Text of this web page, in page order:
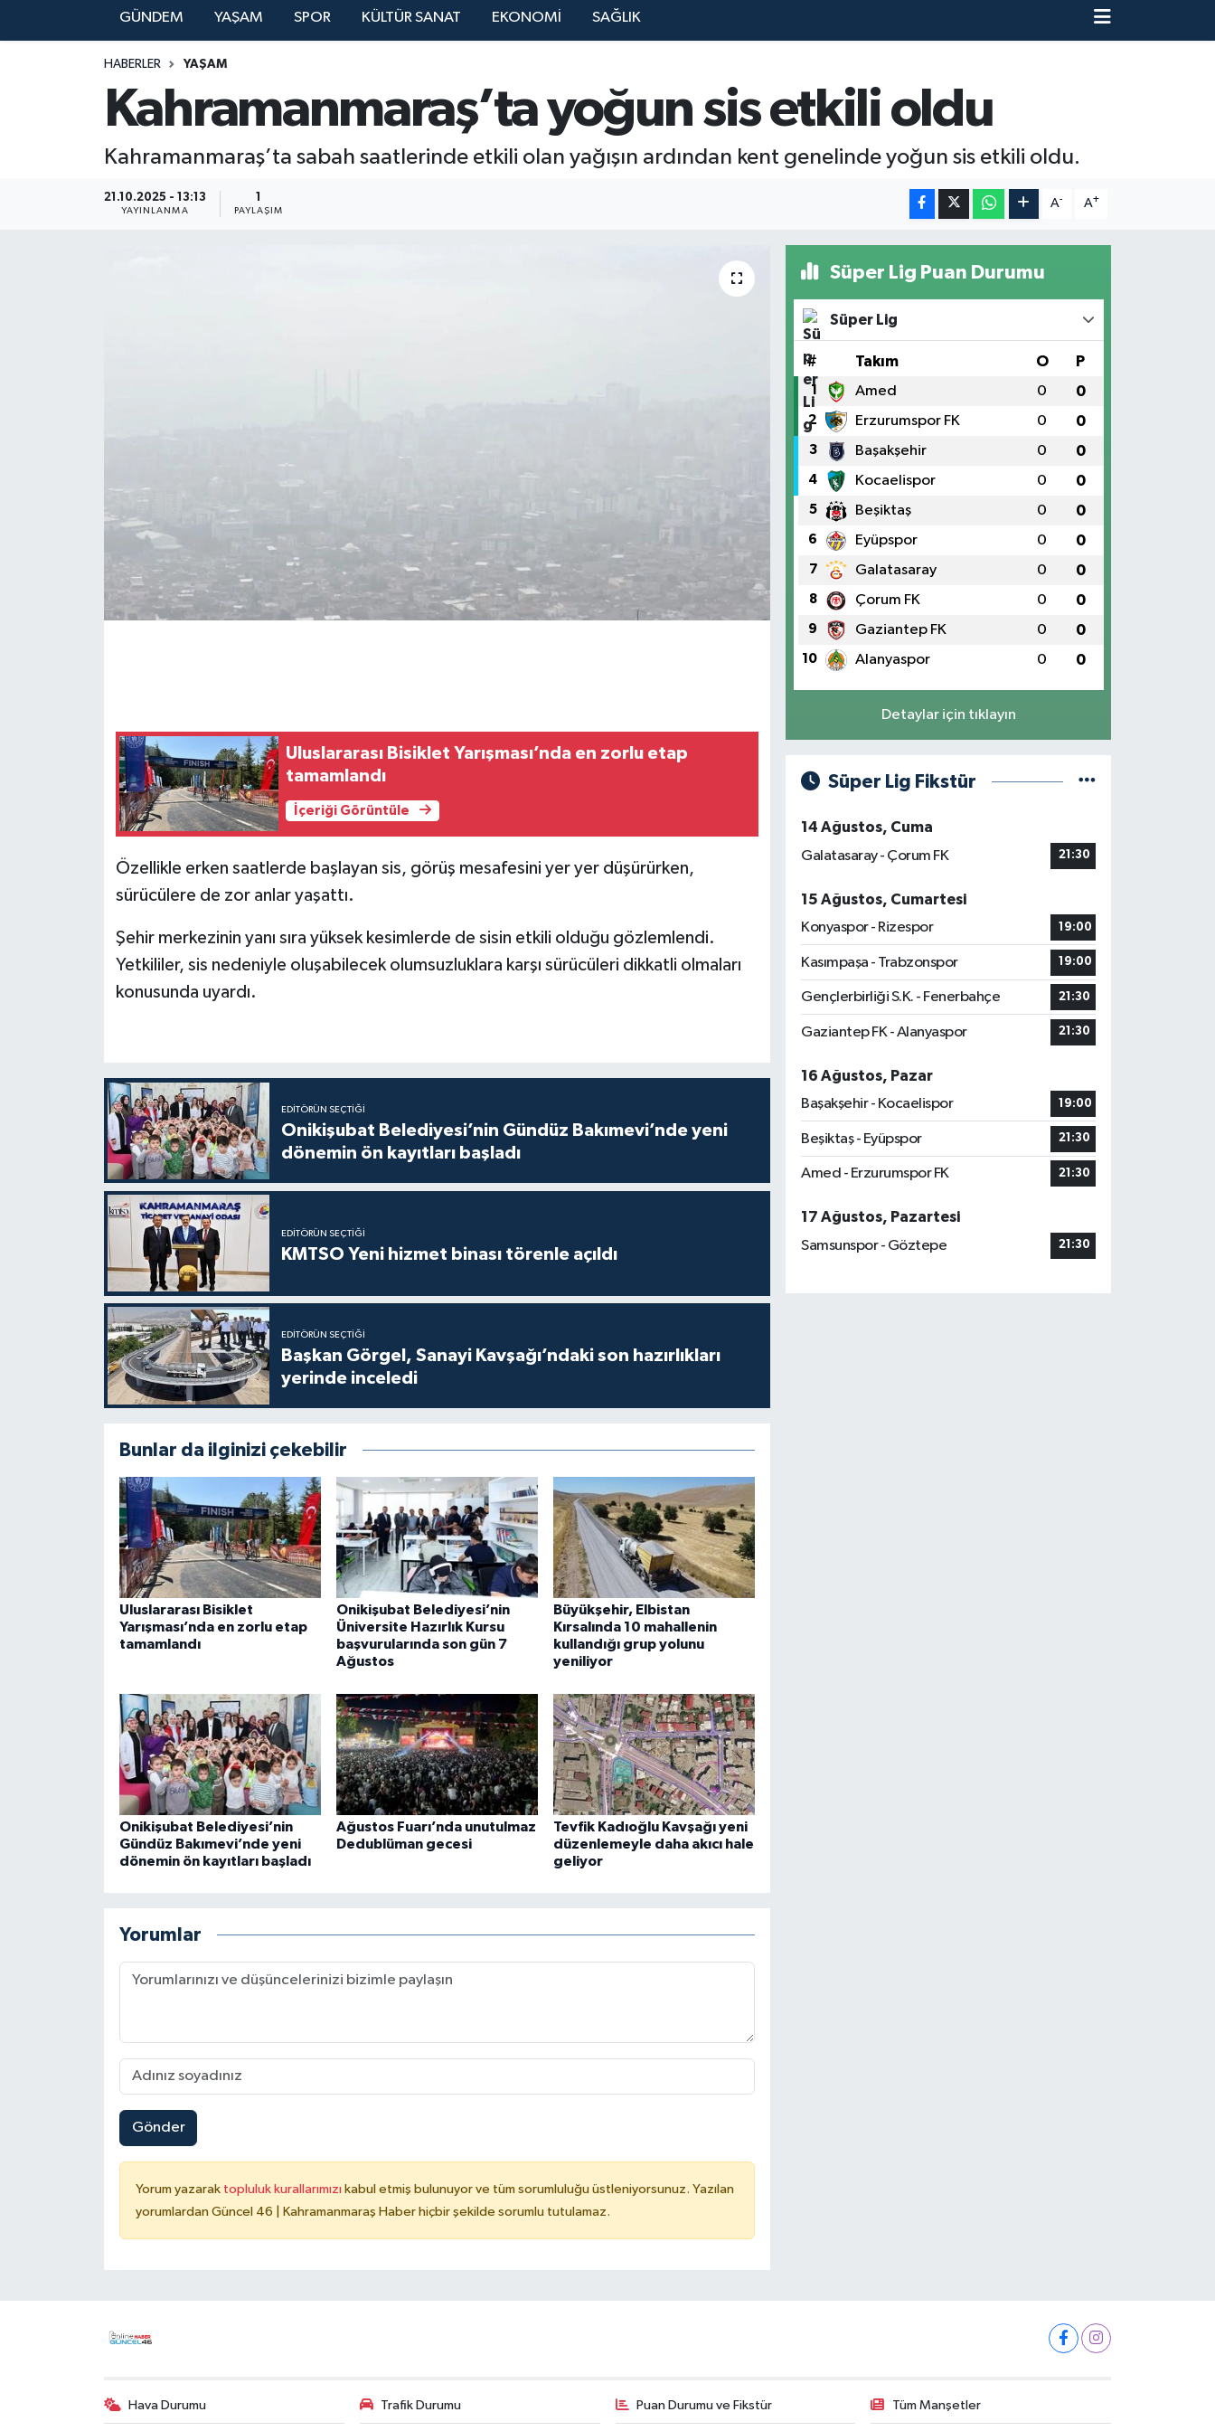
GÜNDEM YAŞAM SPOR KÜLTÜR SANAT EKONOMİ SAĞLIK
HABERLER YAŞAM
Kahramanmaraş’ta yoğun sis etkili oldu
Kahramanmaraş’ta sabah saatlerinde etkili olan yağışın ardından kent genelinde yoğun sis etkili oldu.
21.10.2025 - 13:13
YAYINLANMA
1
PAYLAŞIM
A- A+
Uluslararası Bisiklet Yarışması’nda en zorlu etap
tamamlandı
İçeriği Görüntüle
Özellikle erken saatlerde başlayan sis, görüş mesafesini yer yer düşürürken,
sürücülere de zor anlar yaşattı.
Şehir merkezinin yanı sıra yüksek kesimlerde de sisin etkili olduğu gözlemlendi.
Yetkililer, sis nedeniyle oluşabilecek olumsuzluklara karşı sürücüleri dikkatli olmaları
konusunda uyardı.
EDITÖRÜN SEÇTIĞI
Onikişubat Belediyesi’nin Gündüz Bakımevi’nde yeni
dönemin ön kayıtları başladı
EDITÖRÜN SEÇTIĞI
KMTSO Yeni hizmet binası törenle açıldı
EDITÖRÜN SEÇTIĞI
Başkan Görgel, Sanayi Kavşağı’ndaki son hazırlıkları
yerinde inceledi
Bunlar da ilginizi çekebilir
Uluslararası Bisiklet
Yarışması’nda en zorlu etap
tamamlandı
Onikişubat Belediyesi’nin
Üniversite Hazırlık Kursu
başvurularında son gün 7
Ağustos
Büyükşehir, Elbistan
Kırsalında 10 mahallenin
kullandığı grup yolunu
yeniliyor
Onikişubat Belediyesi’nin
Gündüz Bakımevi’nde yeni
dönemin ön kayıtları başladı
Ağustos Fuarı’nda unutulmaz
Dedublüman gecesi
Tevfik Kadıoğlu Kavşağı yeni
düzenlemeyle daha akıcı hale
geliyor
Yorumlar
Gönder
Yorum yazarak topluluk kurallarımızı kabul etmiş bulunuyor ve tüm sorumluluğu üstleniyorsunuz. Yazılan
yorumlardan Güncel 46 | Kahramanmaraş Haber hiçbir şekilde sorumlu tutulamaz.
Süper Lig Puan Durumu
Süper Lig
# Takım O P
1 Amed 0 0
2 Erzurumspor FK 0 0
3 Başakşehir 0 0
4 Kocaelispor 0 0
5 Beşiktaş 0 0
6 Eyüpspor 0 0
7 Galatasaray 0 0
8 Çorum FK 0 0
9 Gaziantep FK 0 0
10 Alanyaspor 0 0
Detaylar için tıklayın
Süper Lig Fikstür
14 Ağustos, Cuma
Galatasaray - Çorum FK
21:30
15 Ağustos, Cumartesi
Konyaspor - Rizespor
19:00
Kasımpaşa - Trabzonspor 19:00
Gençlerbirliği S.K. - Fenerbahçe 21:30
Gaziantep FK - Alanyaspor 21:30
16 Ağustos, Pazar
Başakşehir - Kocaelispor
19:00
Beşiktaş - Eyüpspor 21:30
Amed - Erzurumspor FK 21:30
17 Ağustos, Pazartesi
Samsunspor - Göztepe
21:30
Hava Durumu Trafik Durumu Puan Durumu ve Fikstür Tüm Manşetler